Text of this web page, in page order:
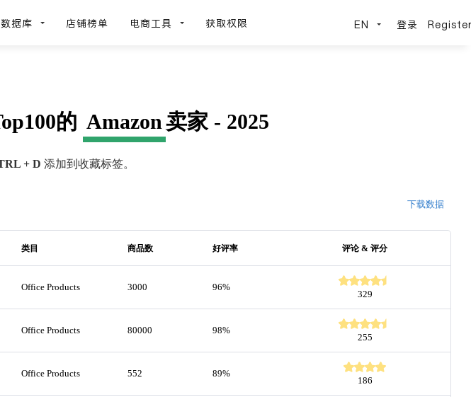
据库 店铺榜单 电商工具 获取权限 EN 登录
的 Amazon卖家 - 2025
+ D 添加到收藏标签。
下载数据
类目 商品数 好评率 评论 & 评分
Office Products 3000 96%
329
Office Products 80000 98%
255
Office Products 552 89%
186